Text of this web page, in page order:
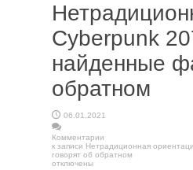
Cyberpunk
найденные
обратном
06.01.2021
Комментарии
к записи Нетрадиционная
говорят об обратном
отключены